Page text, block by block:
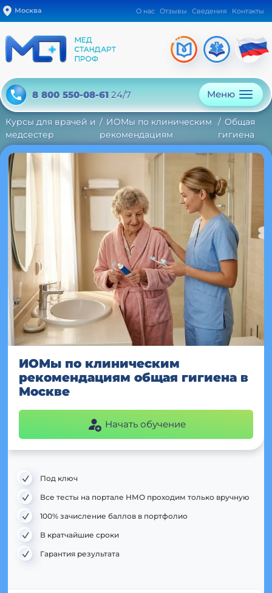
Москва О нас Отзывы Сведения Контакты
8 800 550-08-61 24/7 Меню
Курсы для врачей и
медсестер
ИОМы по клиническим
рекомендациям
Общая
гигиена
ИОМы по клиническим
рекомендациям общая гигиена в
Москве
Начать обучение
Под ключ
Все тесты на портале НМО проходим только вручную
100% зачисление баллов в портфолио
В кратчайшие сроки
Гарантия результата